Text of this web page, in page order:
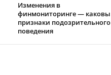
Изменения в
финмониторинге — каковы
признаки подозрительного
поведения